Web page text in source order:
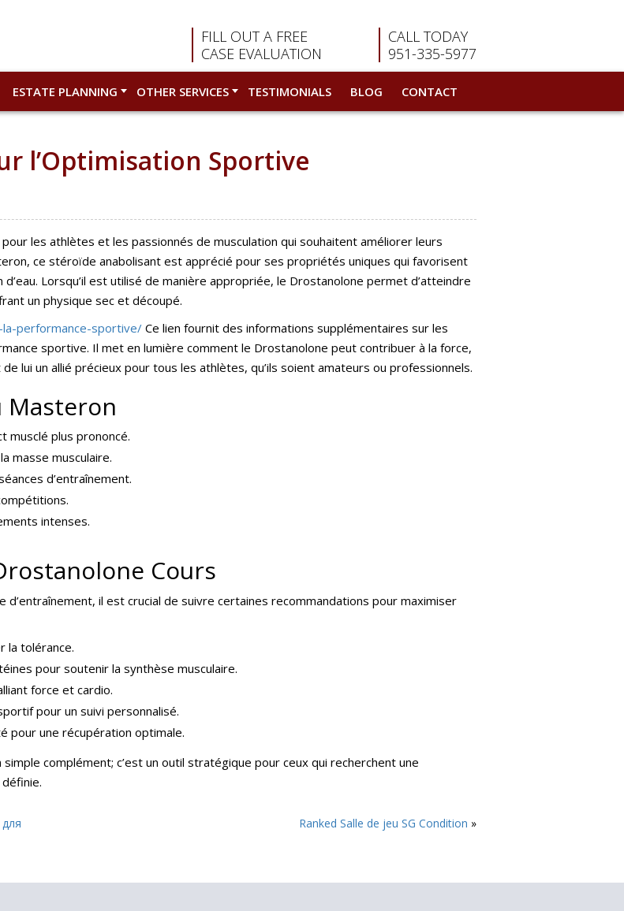
FILL OUT A FREE
CASE EVALUATION
CALL TODAY
951-335-5977
ESTATE PLANNING OTHER SERVICES TESTIMONIALS BLOG CONTACT
l’Optimisation Sportive
les athlètes et les passionnés de musculation qui souhaitent améliorer leurs
ce stéroïde anabolisant est apprécié pour ses propriétés uniques qui favorisent
Lorsqu’il est utilisé de manière appropriée, le Drostanolone permet d’atteindre
un physique sec et découpé.
performance-sportive/ Ce lien fournit des informations supplémentaires sur les
sportive. Il met en lumière comment le Drostanolone peut contribuer à la force,
lui un allié précieux pour tous les athlètes, qu’ils soient amateurs ou professionnels.
Masteron
musclé plus prononcé.
masse musculaire.
d’entraînement.
intenses.
Cours
il est crucial de suivre certaines recommandations pour maximiser
la tolérance.
pour soutenir la synthèse musculaire.
force et cardio.
pour un suivi personnalisé.
pour une récupération optimale.
complément; c’est un outil stratégique pour ceux qui recherchent une
Ranked Salle de jeu SG Condition »